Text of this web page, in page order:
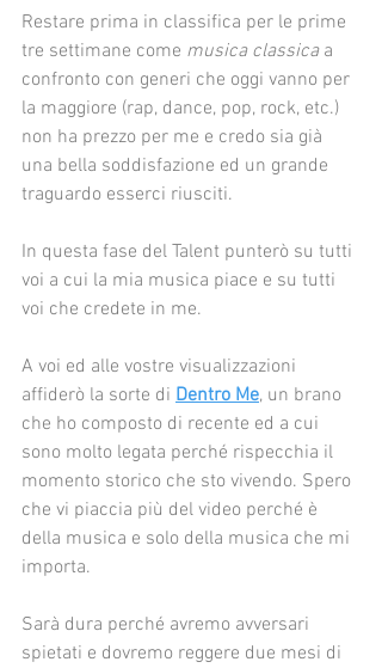
Restare prima in classifica per le prime
tre settimane come musica classica a
confronto con generi che oggi vanno per
la maggiore (rap, dance, pop, rock, etc.)
non ha prezzo per me e credo sia già
una bella soddisfazione ed un grande
traguardo esserci riusciti.
In questa fase del Talent punterò su tutti
voi a cui la mia musica piace e su tutti
voi che credete in me.
A voi ed alle vostre visualizzazioni
affiderò la sorte di Dentro Me, un brano
che ho composto di recente ed a cui
sono molto legata perché rispecchia il
momento storico che sto vivendo. Spero
che vi piaccia più del video perché è
della musica e solo della musica che mi
importa.
Sarà dura perché avremo avversari
spietati e dovremo reggere due mesi di